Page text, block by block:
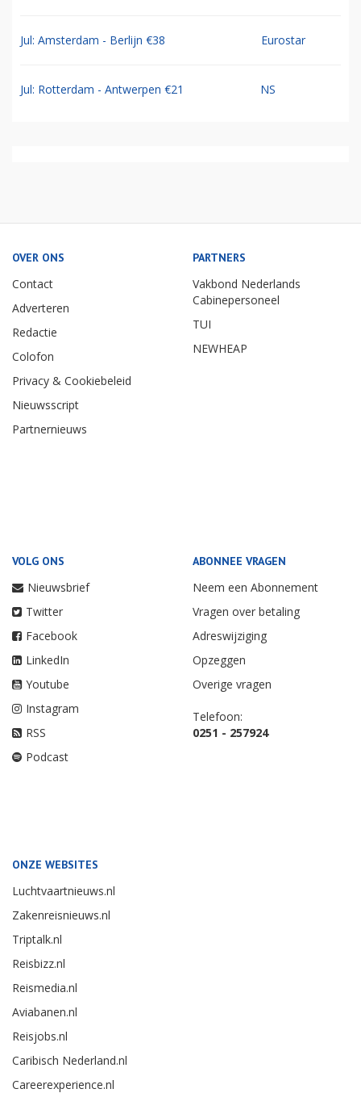
Jul: Amsterdam - Berlijn €38 Eurostar
Jul: Rotterdam - Antwerpen €21 NS
OVER ONS
Contact
Adverteren
Redactie
Colofon
Privacy & Cookiebeleid
Nieuwsscript
Partnernieuws
PARTNERS
Vakbond Nederlands
Cabinepersoneel
TUI
NEWHEAP
VOLG ONS
Nieuwsbrief
Twitter
Facebook
LinkedIn
Youtube
Instagram
RSS
Podcast
ABONNEE VRAGEN
Neem een Abonnement
Vragen over betaling
Adreswijziging
Opzeggen
Overige vragen
Telefoon:
0251 - 257924
ONZE WEBSITES
Luchtvaartnieuws.nl
Zakenreisnieuws.nl
Triptalk.nl
Reisbizz.nl
Reismedia.nl
Aviabanen.nl
Reisjobs.nl
Caribisch Nederland.nl
Careerexperience.nl